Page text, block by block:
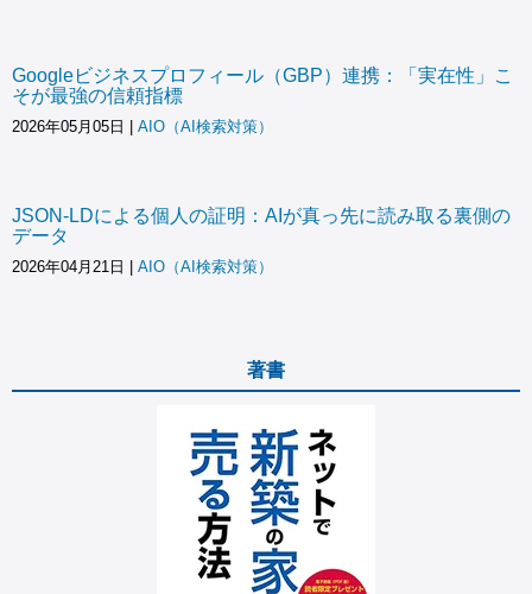
Googleビジネスプロフィール（GBP）連携：「実在性」こ
そが最強の信頼指標
2026年05月05日 AIO（AI検索対策）
JSON-LDによる個人の証明：AIが真っ先に読み取る裏側の
データ
2026年04月21日 AIO（AI検索対策）
著書